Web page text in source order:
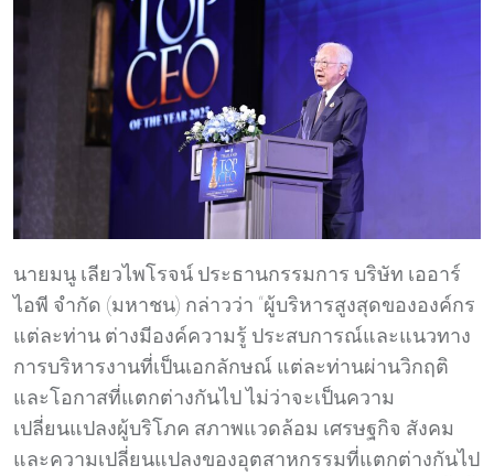
นายมนู เลียวไพโรจน์ ประธานกรรมการ บริษัท เออาร์
ไอพี จำกัด (มหาชน) กล่าวว่า “ผู้บริหารสูงสุดขององค์กร
แต่ละท่าน ต่างมีองค์ความรู้ ประสบการณ์และแนวทาง
การบริหารงานที่เป็นเอกลักษณ์ แต่ละท่านผ่านวิกฤติ
และโอกาสที่แตกต่างกันไป ไม่ว่าจะเป็นความ
เปลี่ยนแปลงผู้บริโภค สภาพแวดล้อม เศรษฐกิจ สังคม
และความเปลี่ยนแปลงของอุตสาหกรรมที่แตกต่างกันไป